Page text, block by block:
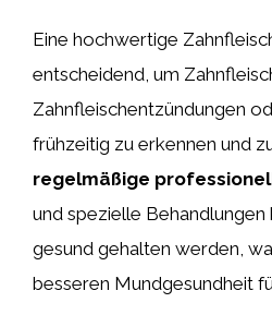
Eine hochwertige
entscheidend, um
Zahnfleischentzündungen
frühzeitig zu erkennen und
regelmäßige
und spezielle Behandlungen
gesund gehalten werden,
besseren Mundgesundheit